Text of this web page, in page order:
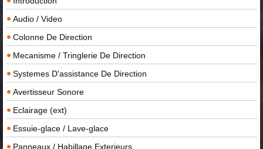
Audio / Video
Colonne De Direction
Mecanisme / Tringlerie De Direction
Systemes D'assistance De Direction
Avertisseur Sonore
Eclairage (ext)
Essuie-glace / Lave-glace
Panneaux / Habillage Exterieurs